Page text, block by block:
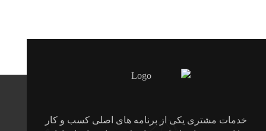
خدمات مشتری یکی از برنامه های اصلی کسب و کار